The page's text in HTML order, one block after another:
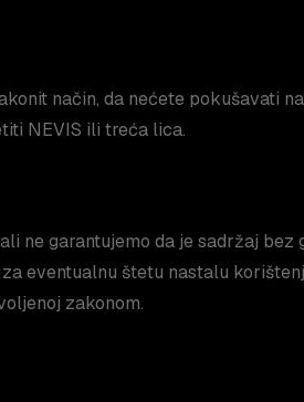
način, da nećete pokušavati
NEVIS ili treća lica.
ne garantujemo da je sadržaj bez
eventualnu štetu nastalu
zakonom.